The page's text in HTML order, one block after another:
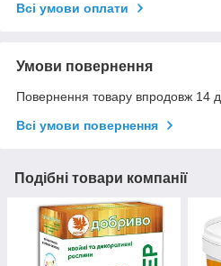
Всі умови оплати
Умови повернення
Повернення товару впродовж 14
Всі умови повернення
Подібні товари компанії